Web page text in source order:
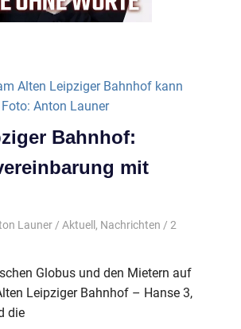
Bahnhof:
mit
Launer Aktuell , Nachrichten / 2
Globus und den Mietern auf
Leipziger Bahnhof – Hanse 3,
die